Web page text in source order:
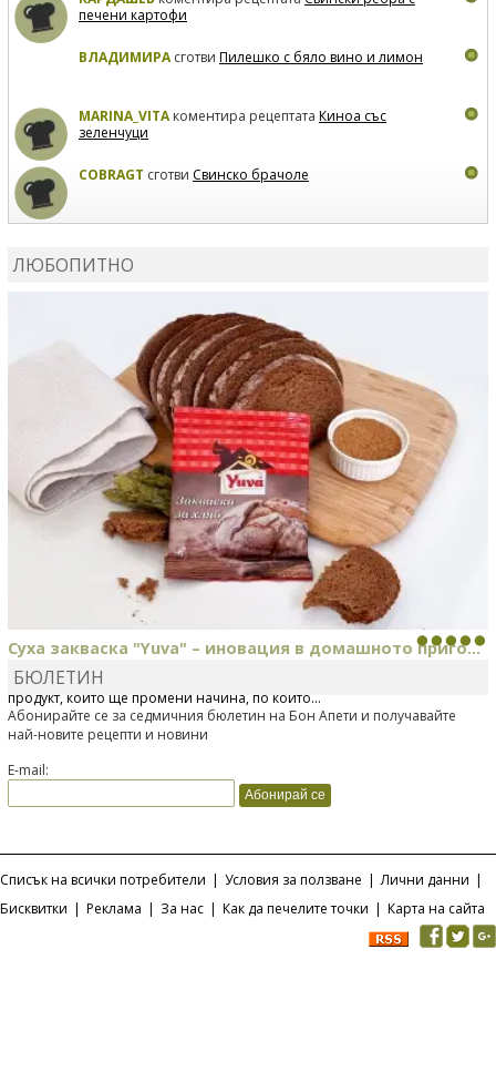
печени картофи
ВЛАДИМИРАсготви Пилешко с бяло вино и лимон
MARINA_VITAкоментира рецептата Киноа със
зеленчуци
COBRAGT сготви Свинско брачоле
ЛЮБОПИТНО
Суха закваска "Yuva" – иновация в домашното приго...
Отскоро Лесафр България стартира предлагането на изцяло нов
продукт, който ще промени начина, по който...
БЮЛЕТИН
Абонирайте се за седмичния бюлетин на Бон Апети и получавайте
най-новите рецепти и новини
E-mail:
Списък на всички потребители | Условия за ползване | Лични данни |
Бисквитки | Реклама | За нас | Как да печелите точки | Карта на сайта